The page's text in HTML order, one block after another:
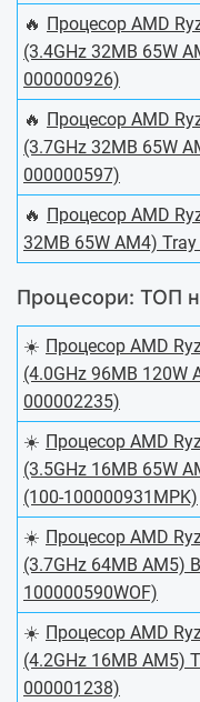
🔥 Процесор AMD
(3.4GHz 32MB 65W
000000926)
🔥 Процесор AMD
(3.7GHz 32MB 65W
000000597)
🔥 Процесор AMD
32MB 65W AM4)
Процесори: ТОП
☀️ Процесор AMD
(4.0GHz 96MB 120W
000002235)
☀️ Процесор AMD
(3.5GHz 16MB 65W
(100-100000931MPK)
☀️ Процесор AMD
(3.7GHz 64MB AM5)
100000590WOF)
☀️ Процесор AMD
(4.2GHz 16MB AM5)
000001238)